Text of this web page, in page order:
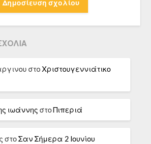
στοΧριστουγεννιάτικο
ιωάννης στοΠιπεριά
στοΣαν Σήμερα 2 Ιουνίου